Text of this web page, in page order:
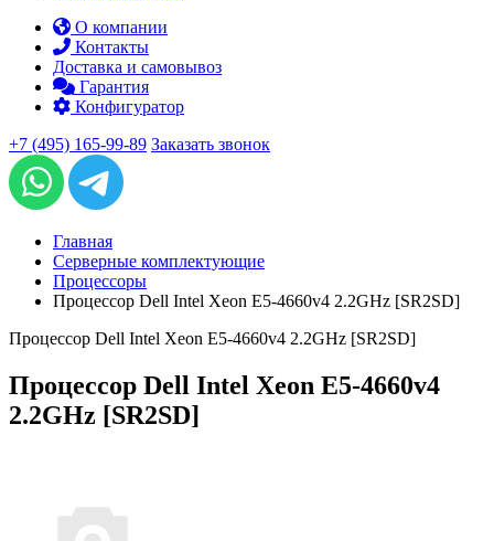
О компании
Контакты
Доставка и самовывоз
Гарантия
Конфигуратор
+7 (495) 165-99-89 Заказать звонок
Главная
Серверные комплектующие
Процессоры
Процессор Dell Intel Xeon E5-4660v4 2.2GHz [SR2SD]
Процессор Dell Intel Xeon E5-4660v4 2.2GHz [SR2SD]
Процессор Dell Intel Xeon E5-4660v4
2.2GHz [SR2SD]